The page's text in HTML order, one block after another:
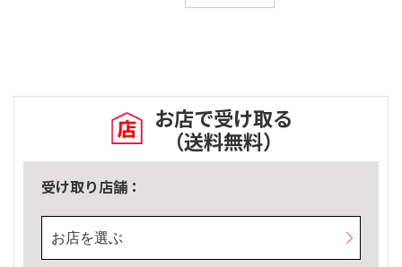
お店で受け取る
（送料無料）
受け取り店舗：
お店を選ぶ